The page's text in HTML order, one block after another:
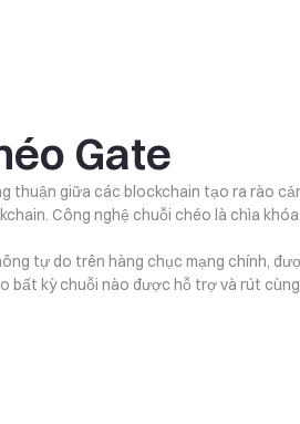
Gate
thuận giữa các blockchain tạo ra rào
Công nghệ chuỗi chéo là chìa
tự do trên hàng chục mạng chính,
bất kỳ chuỗi nào được hỗ trợ và rút